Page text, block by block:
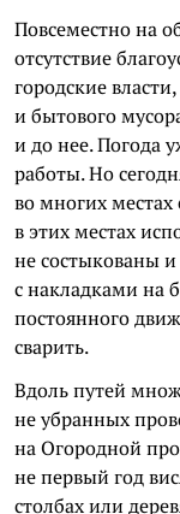
Повсеместно на
отсутствие
городские
и бытового
и до нее. Погода
работы. Но
во многих
в этих местах
не состыкованы
с накладками на
постоянного
сварить.
Вдоль путей
не убранных
на Огородной
не первый год
столбах или